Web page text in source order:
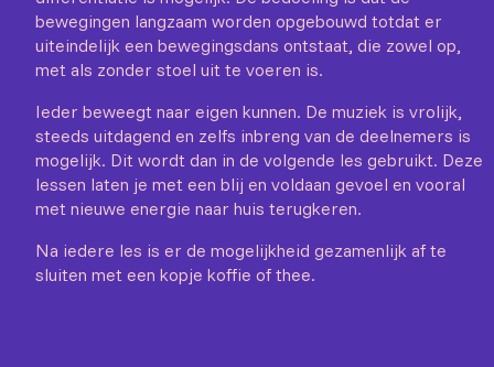
bewegingen langzaam worden opgebouwd totdat er
uiteindelijk een bewegingsdans ontstaat, die zowel op,
met als zonder stoel uit te voeren is.
Ieder beweegt naar eigen kunnen. De muziek is vrolijk,
steeds uitdagend en zelfs inbreng van de deelnemers is
mogelijk. Dit wordt dan in de volgende les gebruikt. Deze
lessen laten je met een blij en voldaan gevoel en vooral
met nieuwe energie naar huis terugkeren.
Na iedere les is er de mogelijkheid gezamenlijk af te
sluiten met een kopje koffie of thee.